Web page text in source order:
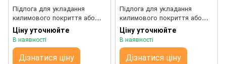
Підлога для укладання
килимового покриття або
ПВХ-плитки W28BS-S
Ціну уточнюйте
В наявності
Дізнатися ціну
Підлога для укладання
килимового покриття або
ПВХ-плитки W38BS
Ціну уточнюйте
В наявності
Дізнатися ціну